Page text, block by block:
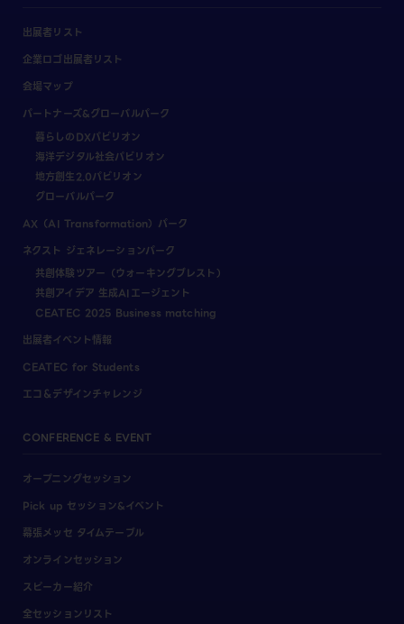
出展者リスト
企業ロゴ出展者リスト
会場マップ
パートナーズ&グローバルパーク
暮らしのDXパビリオン
海洋デジタル社会パビリオン
地方創生2.0パビリオン
グローバルパーク
AX（AI Transformation）パーク
ネクスト ジェネレーションパーク
共創体験ツアー（ウォーキングブレスト）
共創アイデア 生成AIエージェント
CEATEC 2025 Business matching
出展者イベント情報
CEATEC for Students
エコ＆デザインチャレンジ
CONFERENCE & EVENT
オープニングセッション
Pick up セッション&イベント
幕張メッセ タイムテーブル
オンラインセッション
スピーカー紹介
全セッションリスト